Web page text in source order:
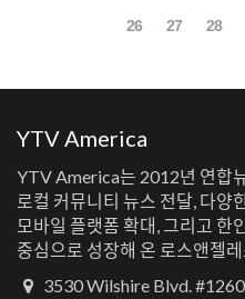
26 27 28
YTV America
YTV America는 2012년 연합
로컬 커뮤니티 뉴스 전달, 다양
모바일 플랫폼 확대, 그리고 한
중심으로 성장해 온 로스앤젤
3530 Wilshire Blvd.